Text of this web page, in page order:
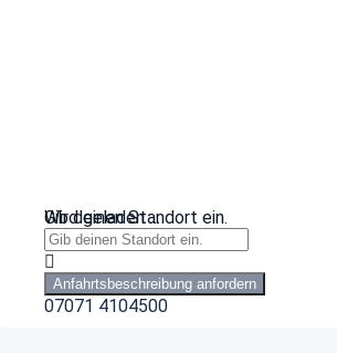
Wird geladen …
Gib deinen Standort ein.
Anfahrtsbeschreibung anfordern
07071 4104500